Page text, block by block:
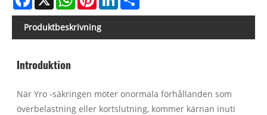
Produktbeskrivning
Introduktion
När Yro -säkringen möter onormala förhållanden som
överbelastning eller kortslutning, kommer kärnan inuti